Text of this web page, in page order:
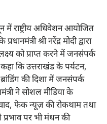
में राष्ट्रीय अधिवेशन आयोजित
श्री नरेंद्र मोदी द्वारा
को प्राप्त करने में जनसंपर्क
कि उत्तराखंड के पर्यटन,
की दिशा में जनसंपर्क
ने सोशल मीडिया के
फेक न्यूज़ की रोकथाम तथा
पर भी मंथन की